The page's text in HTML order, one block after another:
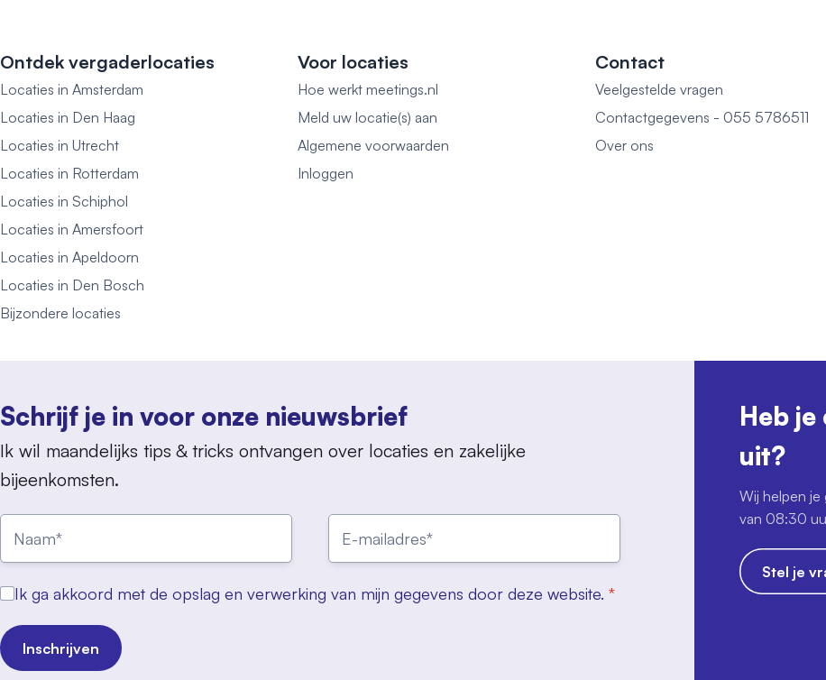
Ontdek vergaderlocaties
Locaties in Amsterdam
Locaties in Den Haag
Locaties in Utrecht
Locaties in Rotterdam
Locaties in Schiphol
Locaties in Amersfoort
Locaties in Apeldoorn
Locaties in Den Bosch
Bijzondere locaties
Voor locaties
Hoe werkt meetings.nl
Meld uw locatie(s) aan
Algemene voorwaarden
Inloggen
Contact
Veelgestelde vragen
Contactgegevens - 055 5786511
Over ons
Schrijf je in voor onze nieuwsbrief
Ik wil maandelijks tips & tricks ontvangen over locaties en zakelijke
bijeenkomsten.
Ik ga akkoord met de opslag en verwerking van mijn gegevens door deze website. *
Inschrijven
Heb je
uit?
Wij helpen je
van 08:30
Stel je